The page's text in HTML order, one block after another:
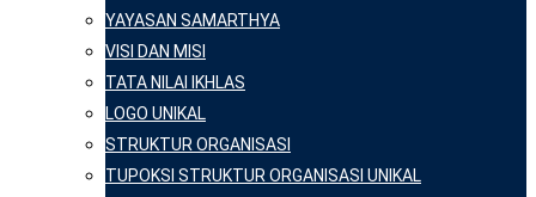
YAYASAN SAMARTHYA
VISI DAN MISI
TATA NILAI IKHLAS
LOGO UNIKAL
STRUKTUR ORGANISASI
TUPOKSI STRUKTUR ORGANISASI UNIKAL